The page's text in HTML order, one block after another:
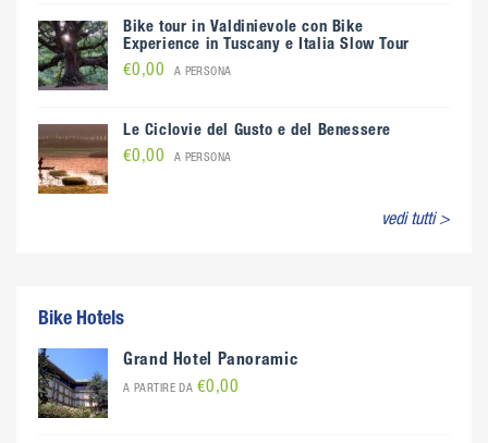
Bike tour in Valdinievole con Bike
Experience in Tuscany e Italia Slow Tour
€0,00 A PERSONA
Le Ciclovie del Gusto e del Benessere
€0,00 A PERSONA
vedi tutti >
Bike Hotels
Grand Hotel Panoramic
A PARTIRE DA €0,00